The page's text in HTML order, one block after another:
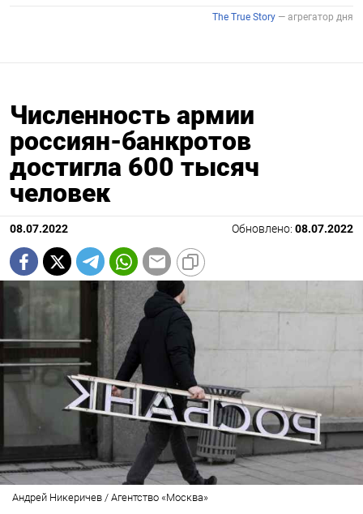
Численность армии
россиян-банкротов
достигла 600 тысяч
человек
08.07.2022 Обновлено: 08.07.2022
Андрей Никеричев / Агентство «Москва»